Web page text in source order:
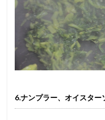
6.ナンプラー、オイスター